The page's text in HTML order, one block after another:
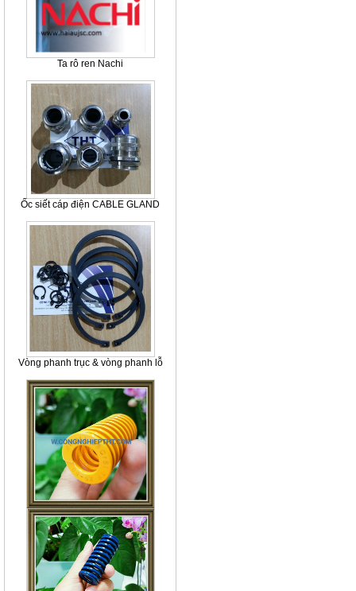
Ta rô ren Nachi
Ốc siết cáp điện CABLE GLAND
Vòng phanh trục & vòng phanh lỗ